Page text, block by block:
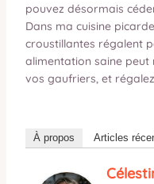
pouvez désormais
Dans ma cuisine
croustillantes régalent
alimentation saine peut
vos gaufriers, et
À propos Articles